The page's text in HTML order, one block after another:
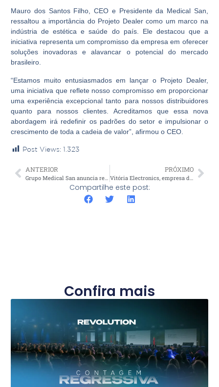
Mauro dos Santos Filho, CEO e Presidente da Medical San,
ressaltou a importância do Projeto Dealer como um marco na
indústria de estética e saúde do país. Ele destacou que a
iniciativa representa um compromisso da empresa em oferecer
soluções inovadoras e alavancar o potencial do mercado
brasileiro.
“Estamos muito entusiasmados em lançar o Projeto Dealer,
uma iniciativa que reflete nosso compromisso em proporcionar
uma experiência excepcional tanto para nossos distribuidores
quanto para nossos clientes. Acreditamos que essa nova
abordagem irá redefinir os padrões do setor e impulsionar o
crescimento de toda a cadeia de valor”, afirmou o CEO.
Post Views: 1.323
ANTERIOR PRÓXIMO
Compartilhe este post:
Confira mais